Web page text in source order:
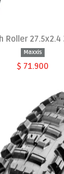
27.5x2.4
Maxxis
$ 71.900